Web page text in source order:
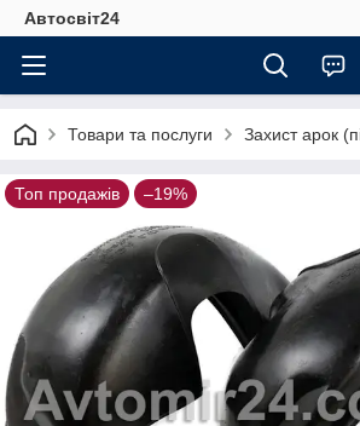
Автосвіт24
Товари та послуги Захист арок
Топ продажів –19%